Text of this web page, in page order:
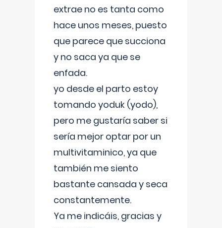
extrae no es tanta como
hace unos meses, puesto
que parece que succiona
y no saca ya que se
enfada.
yo desde el parto estoy
tomando yoduk (yodo),
pero me gustaría saber si
sería mejor optar por un
multivitaminico, ya que
también me siento
bastante cansada y seca
constantemente.
Ya me indicáis, gracias y